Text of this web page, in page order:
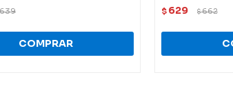
639 $ 629 $662